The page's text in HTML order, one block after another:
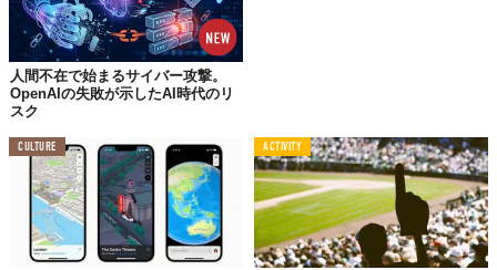
人間不在で始まるサイバー攻撃。
OpenAIの失敗が示したAI時代のリ
スク
CULTURE ACTIVITY